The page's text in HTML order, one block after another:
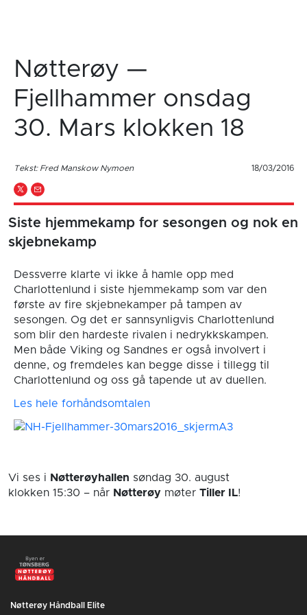
Nøtterøy —
Fjellhammer onsdag
30. Mars klokken 18
Tekst: Fred Manskow Nymoen 18/03/2016
Siste hjemmekamp for sesongen og nok en
skjebnekamp
Dessverre klarte vi ikke å hamle opp med
Charlottenlund i siste hjemmekamp som var den
første av fire skjebnekamper på tampen av
sesongen. Og det er sannsynligvis Charlottenlund
som blir den hardeste rivalen i nedrykkskampen.
Men både Viking og Sandnes er også involvert i
denne, og fremdeles kan begge disse i tillegg til
Charlottenlund og oss gå tapende ut av duellen.
Les hele forhåndsomtalen
Vi ses i Nøtterøyhallen søndag 30. august
klokken 15:30 – når Nøtterøy møter Tiller IL!
Nøtterøy Håndball Elite